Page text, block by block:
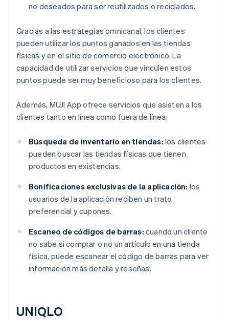
no deseados para ser reutilizados o reciclados.
Gracias a las estrategias omnicanal, los clientes
pueden utilizar los puntos ganados en las tiendas
físicas y en el sitio de comercio electrónico. La
capacidad de utilizar servicios que vinculen estos
puntos puede ser muy beneficioso para los clientes.
Además, MUJI App ofrece servicios que asisten a los
clientes tanto en línea como fuera de línea:
Búsqueda de inventario en tiendas: los clientes
pueden buscar las tiendas físicas que tienen
productos en existencias.
Bonificaciones exclusivas de la aplicación: los
usuarios de la aplicación reciben un trato
preferencial y cupones.
Escaneo de códigos de barras: cuando un cliente
no sabe si comprar o no un artículo en una tienda
física, puede escanear el código de barras para ver
información más detalla y reseñas.
UNIQLO